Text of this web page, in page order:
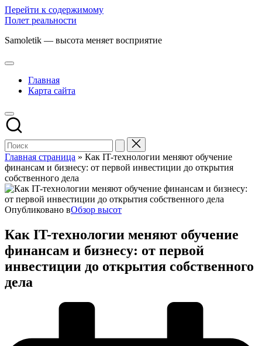
Перейти к содержимому
Полет реальности
Samoletik — высота меняет восприятие
Главная
Карта сайта
Главная страница » Как IT-технологии меняют обучение
финансам и бизнесу: от первой инвестиции до открытия
собственного дела
Опубликовано вОбзор высот
Как IT-технологии меняют обучение
финансам и бизнесу: от первой
инвестиции до открытия собственного
дела